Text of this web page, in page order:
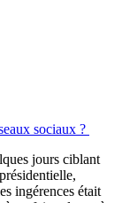
sociaux ?
jours ciblant
ingérences était